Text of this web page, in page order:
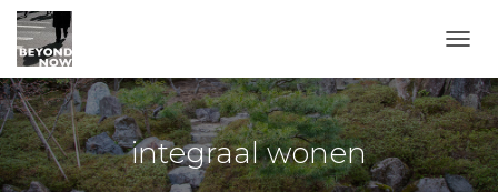
integraal wonen